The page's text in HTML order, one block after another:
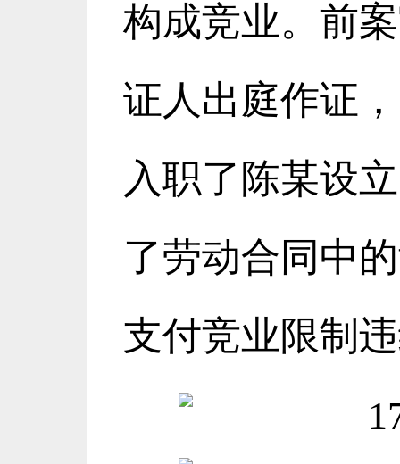
构成竞业。前
证人出庭作证
入职了陈某设
了劳动合同中
支付竞业限制